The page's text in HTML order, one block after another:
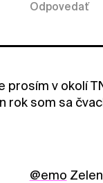
Odpovedať
prosím v okolí
rok som sa
@emo